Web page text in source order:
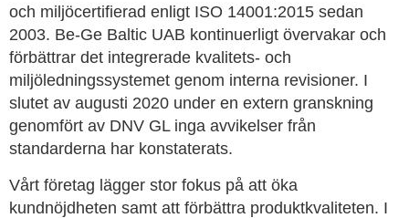
och miljöcertifierad enligt ISO 14001:2015 sedan
2003. Be-Ge Baltic UAB kontinuerligt övervakar och
förbättrar det integrerade kvalitets- och
miljöledningssystemet genom interna revisioner. I
slutet av augusti 2020 under en extern granskning
genomfört av DNV GL inga avvikelser från
standarderna har konstaterats.
Vårt företag lägger stor fokus på att öka
kundnöjdheten samt att förbättra produktkvaliteten. I